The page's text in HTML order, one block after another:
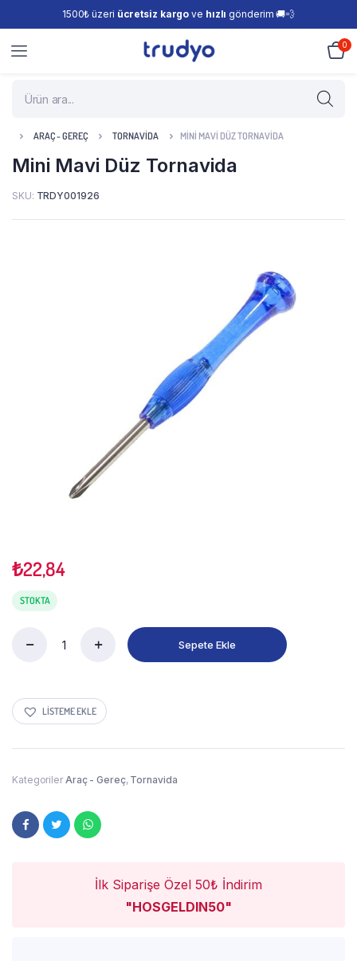
1500₺ üzeri ücretsiz kargo ve hızlı gönderim 🚚💨
0
ARAÇ - GEREÇ TORNAVIDA MINI MAVI DÜZ TORNAVIDA
Mini Mavi Düz Tornavida
SKU: TRDY001926
₺22,84
STOKTA
Sepete Ekle
LISTEME EKLE
Kategoriler Araç - Gereç, Tornavida
İlk Siparişe Özel 50₺ İndirim
"HOSGELDIN50"